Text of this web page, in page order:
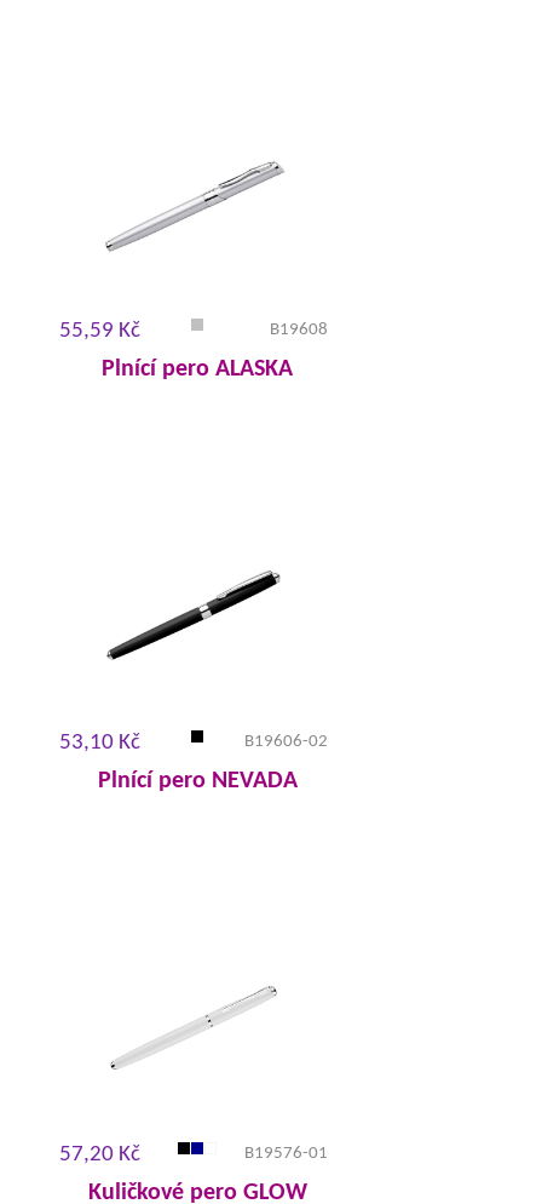
55,59 Kč B19608
Plnící pero ALASKA
53,10 Kč B19606-02
Plnící pero NEVADA
57,20 Kč B19576-01
Kuličkové pero GLOW